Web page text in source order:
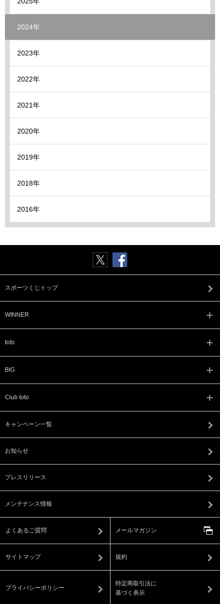
2024年
2023年
2022年
2021年
2020年
2019年
2018年
2016年
スポーツくじトップ
WINNER
toto
BIG
Club toto
キャンペーン一覧
お知らせ
プレスリリース
メンテナンス情報
よくあるご質問 メールマガジン
サイトマップ 規約
プライバシーポリシー
特定商取引法に
基づく表示